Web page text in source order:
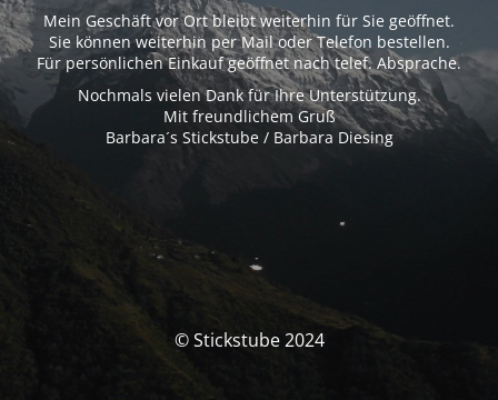
Mein Geschäft vor Ort bleibt weiterhin für Sie geöffnet.
Sie können weiterhin per Mail oder Telefon bestellen.
Für persönlichen Einkauf geöffnet nach telef. Absprache.
Nochmals vielen Dank für Ihre Unterstützung.
Mit freundlichem Gruß
Barbara´s Stickstube / Barbara Diesing
© Stickstube 2024